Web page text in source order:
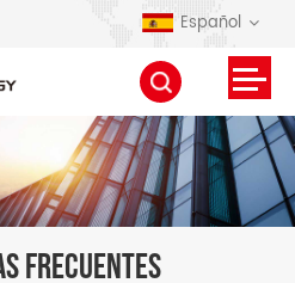
Español
FRECUENTES